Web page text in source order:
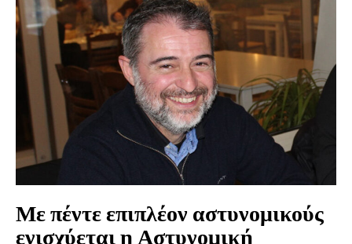
Με πέντε επιπλέον αστυνομικούς
ενισχύεται η Αστυνομική